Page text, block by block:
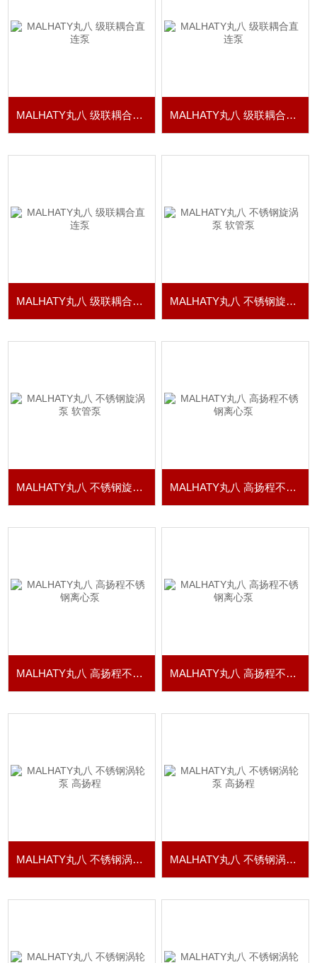
MALHATY丸八 级联耦合直连泵 MALHATY丸八 级联耦合直连泵
MALHATY丸八 级联耦合直连泵 MALHATY丸八 不锈钢旋涡泵 软管泵
MALHATY丸八 不锈钢旋涡泵 软管泵 MALHATY丸八 高扬程不锈钢离心泵
MALHATY丸八 高扬程不锈钢离心泵 MALHATY丸八 高扬程不锈钢离心泵
MALHATY丸八 不锈钢涡轮泵 高扬程 MALHATY丸八 不锈钢涡轮泵 高扬程